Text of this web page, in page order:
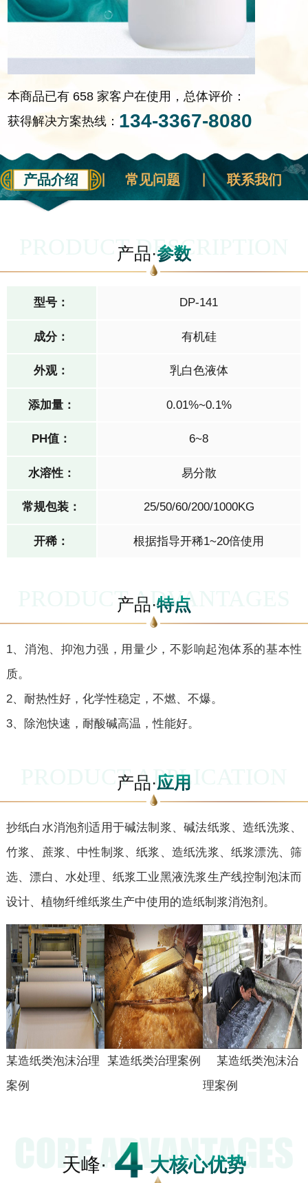
本商品已有 658 家客户在使用，总体评价：
获得解决方案热线： 134-3367-8080
产品介绍 常见问题 联系我们
PRODUCT DESCRIPTION
产品·参数
型号： DP-141
成分： 有机硅
外观： 乳白色液体
添加量： 0.01%~0.1%
PH值： 6~8
水溶性： 易分散
常规包装： 25/50/60/200/1000KG
开稀： 根据指导开稀1~20倍使用
PRODUCT ADVANTAGES
产品·特点
1、消泡、抑泡力强，用量少，不影响起泡体系的基本性
质。
2、耐热性好，化学性稳定，不燃、不爆。
3、除泡快速，耐酸碱高温，性能好。
PRODUCT APPLICATION
产品·应用
抄纸白水消泡剂适用于碱法制浆、碱法纸浆、造纸洗浆、
竹浆、蔗浆、中性制浆、纸浆、造纸洗浆、纸浆漂洗、筛
选、漂白、水处理、纸浆工业黑液洗浆生产线控制泡沫而
设计、植物纤维纸浆生产中使用的造纸制浆消泡剂。
某造纸类泡沫治理
案例
某造纸类治理案例 某造纸类泡沫治
理案例
天峰· 大核心优势